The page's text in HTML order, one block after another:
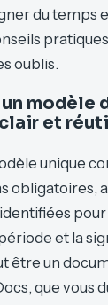
du temps
oublis.
modèle
et
unique
obligatoires,
pour
et la
être un
que vous